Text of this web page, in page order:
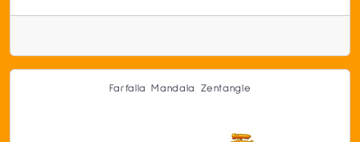
Farfalla Mandala Zentangle